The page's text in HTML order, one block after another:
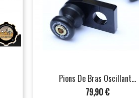
Pions De Bras Oscillant...
Prix
79,90 €